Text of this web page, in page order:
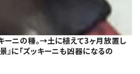
ーニの種。→土に植えて3ヶ月放置し
に「ズッキーニも凶器になるの